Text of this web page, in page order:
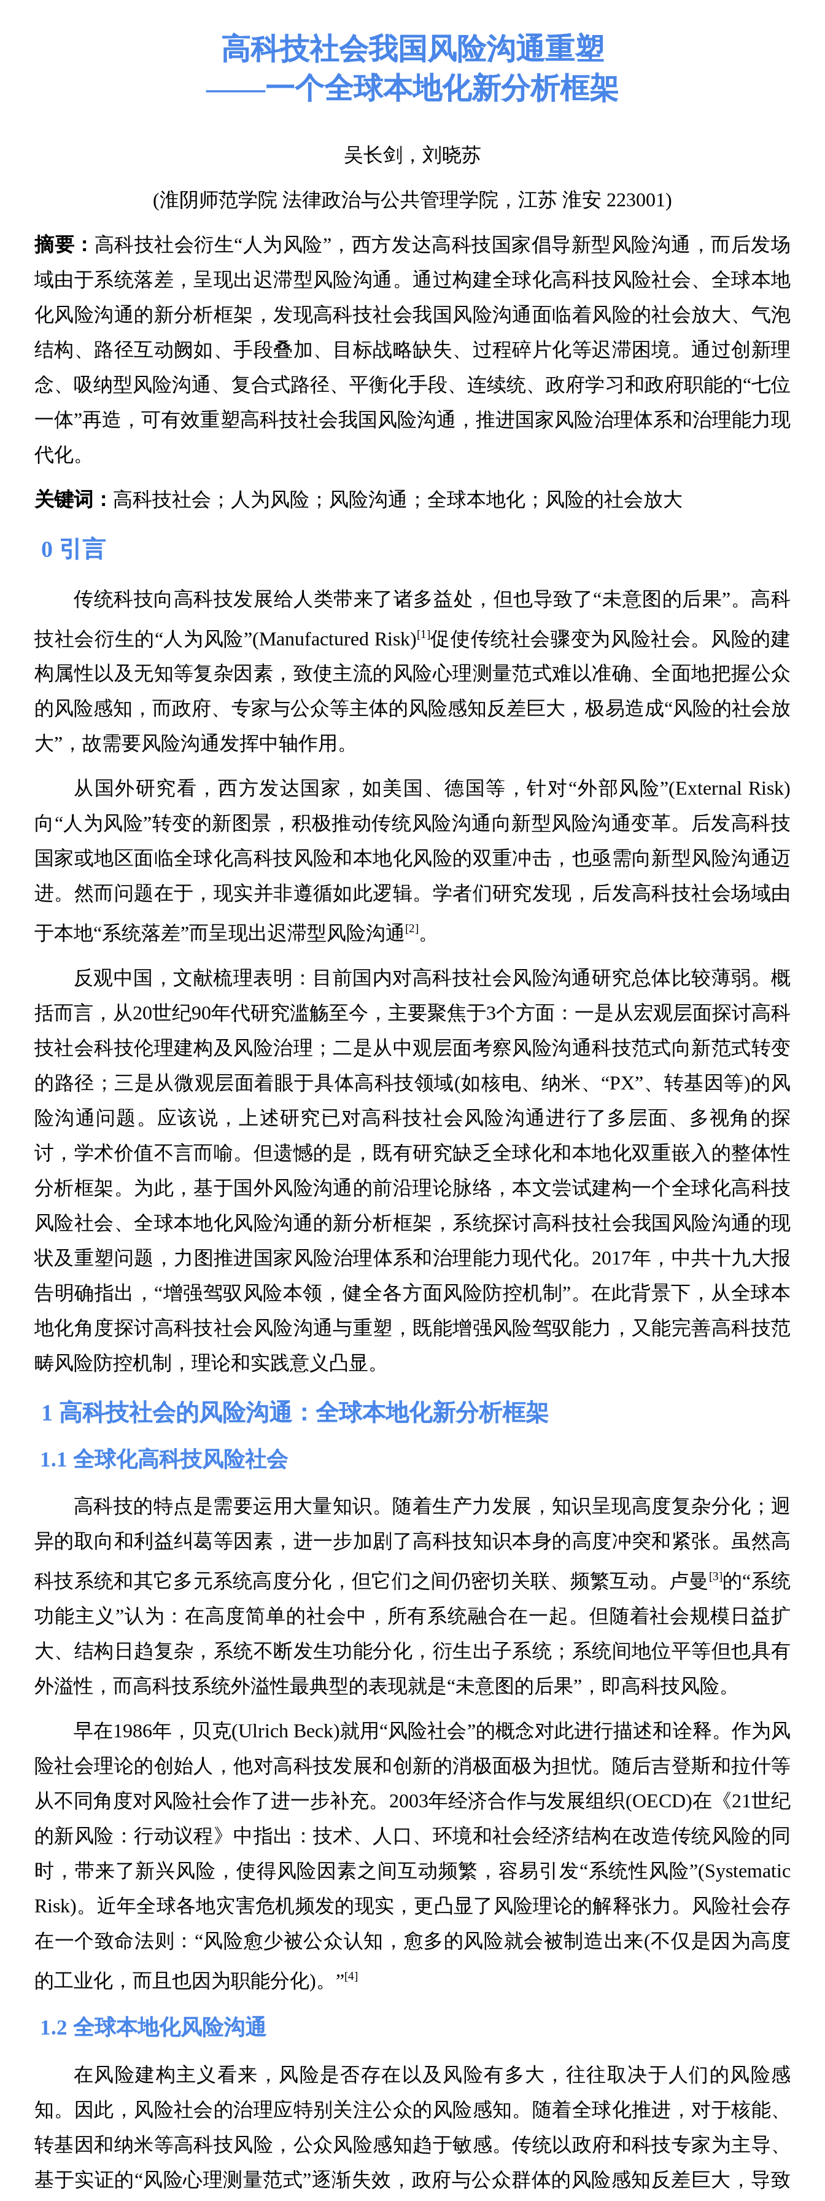
高科技社会我国风险沟通重塑
——一个全球本地化新分析框架
吴长剑，刘晓苏
(淮阴师范学院 法律政治与公共管理学院，江苏 淮安 223001)
摘要 ： 高科技社会衍生“人为风险”，西方发达高科技国家倡导新型风险沟通，而后发场
域由于系统落差，呈现出迟滞型风险沟通。通过构建全球化高科技风险社会、全球本地
化风险沟通的新分析框架，发现高科技社会我国风险沟通面临着风险的社会放大、气泡
结构、路径互动阙如、手段叠加、目标战略缺失、过程碎片化等迟滞困境。通过创新理
念、吸纳型风险沟通、复合式路径、平衡化手段、连续统、政府学习和政府职能的“七位
一体”再造，可有效重塑高科技社会我国风险沟通，推进国家风险治理体系和治理能力现
代化。
关键词 ： 高科技社会；人为风险；风险沟通；全球本地化；风险的社会放大
0 引言
传统科技向高科技发展给人类带来了诸多益处，但也导致了“未意图的后果”。高科
技社会衍生的“人为风险”(Manufactured Risk)[1]促使传统社会骤变为风险社会。风险的建
构属性以及无知等复杂因素，致使主流的风险心理测量范式难以准确、全面地把握公众
的风险感知，而政府、专家与公众等主体的风险感知反差巨大，极易造成“风险的社会放
大”，故需要风险沟通发挥中轴作用。
从国外研究看，西方发达国家，如美国、德国等，针对“外部风险”(External Risk)
向“人为风险”转变的新图景，积极推动传统风险沟通向新型风险沟通变革。后发高科技
国家或地区面临全球化高科技风险和本地化风险的双重冲击，也亟需向新型风险沟通迈
进。然而问题在于，现实并非遵循如此逻辑。学者们研究发现，后发高科技社会场域由
于本地“系统落差”而呈现出迟滞型风险沟通 [2]。
反观中国，文献梳理表明：目前国内对高科技社会风险沟通研究总体比较薄弱。概
括而言，从20世纪90年代研究滥觞至今，主要聚焦于3个方面：一是从宏观层面探讨高科
技社会科技伦理建构及风险治理；二是从中观层面考察风险沟通科技范式向新范式转变
的路径；三是从微观层面着眼于具体高科技领域(如核电、纳米、“PX”、转基因等)的风
险沟通问题。应该说，上述研究已对高科技社会风险沟通进行了多层面、多视角的探
讨，学术价值不言而喻。但遗憾的是，既有研究缺乏全球化和本地化双重嵌入的整体性
分析框架。为此，基于国外风险沟通的前沿理论脉络，本文尝试建构一个全球化高科技
风险社会、全球本地化风险沟通的新分析框架，系统探讨高科技社会我国风险沟通的现
状及重塑问题，力图推进国家风险治理体系和治理能力现代化。2017年，中共十九大报
告明确指出，“增强驾驭风险本领，健全各方面风险防控机制”。在此背景下，从全球本
地化角度探讨高科技社会风险沟通与重塑，既能增强风险驾驭能力，又能完善高科技范
畴风险防控机制，理论和实践意义凸显。
1 高科技社会的风险沟通：全球本地化新分析框架
1.1 全球化高科技风险社会
高科技的特点是需要运用大量知识。随着生产力发展，知识呈现高度复杂分化；迥
异的取向和利益纠葛等因素，进一步加剧了高科技知识本身的高度冲突和紧张。虽然高
科技系统和其它多元系统高度分化，但它们之间仍密切关联、频繁互动。卢曼 [3]的“系统
功能主义”认为：在高度简单的社会中，所有系统融合在一起。但随着社会规模日益扩
大、结构日趋复杂，系统不断发生功能分化，衍生出子系统；系统间地位平等但也具有
外溢性，而高科技系统外溢性最典型的表现就是“未意图的后果”，即高科技风险。
早在1986年，贝克(Ulrich Beck)就用“风险社会”的概念对此进行描述和诠释。作为风
险社会理论的创始人，他对高科技发展和创新的消极面极为担忧。随后吉登斯和拉什等
从不同角度对风险社会作了进一步补充。2003年经济合作与发展组织(OECD)在《21世纪
的新风险：行动议程》中指出：技术、人口、环境和社会经济结构在改造传统风险的同
时，带来了新兴风险，使得风险因素之间互动频繁，容易引发“系统性风险”(Systematic
Risk)。近年全球各地灾害危机频发的现实，更凸显了风险理论的解释张力。风险社会存
在一个致命法则：“风险愈少被公众认知，愈多的风险就会被制造出来(不仅是因为高度
的工业化，而且也因为职能分化)。”[4]
1.2 全球本地化风险沟通
在风险建构主义看来，风险是否存在以及风险有多大，往往取决于人们的风险感
知。因此，风险社会的治理应特别关注公众的风险感知。随着全球化推进，对于核能、
转基因和纳米等高科技风险，公众风险感知趋于敏感。传统以政府和科技专家为主导、
基于实证的“风险心理测量范式”逐渐失效，政府与公众群体的风险感知反差巨大，导致